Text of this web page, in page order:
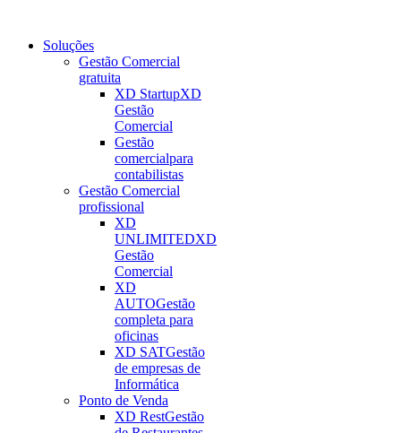
Soluções
Gestão Comercial
gratuita
XD StartupXD
Gestão
Comercial
Gestão
comercialpara
contabilistas
Gestão Comercial
profissional
XD
UNLIMITEDXD
Gestão
Comercial
XD
AUTOGestão
completa para
oficinas
XD SATGestão
de empresas de
Informática
Ponto de Venda
XD RestGestão